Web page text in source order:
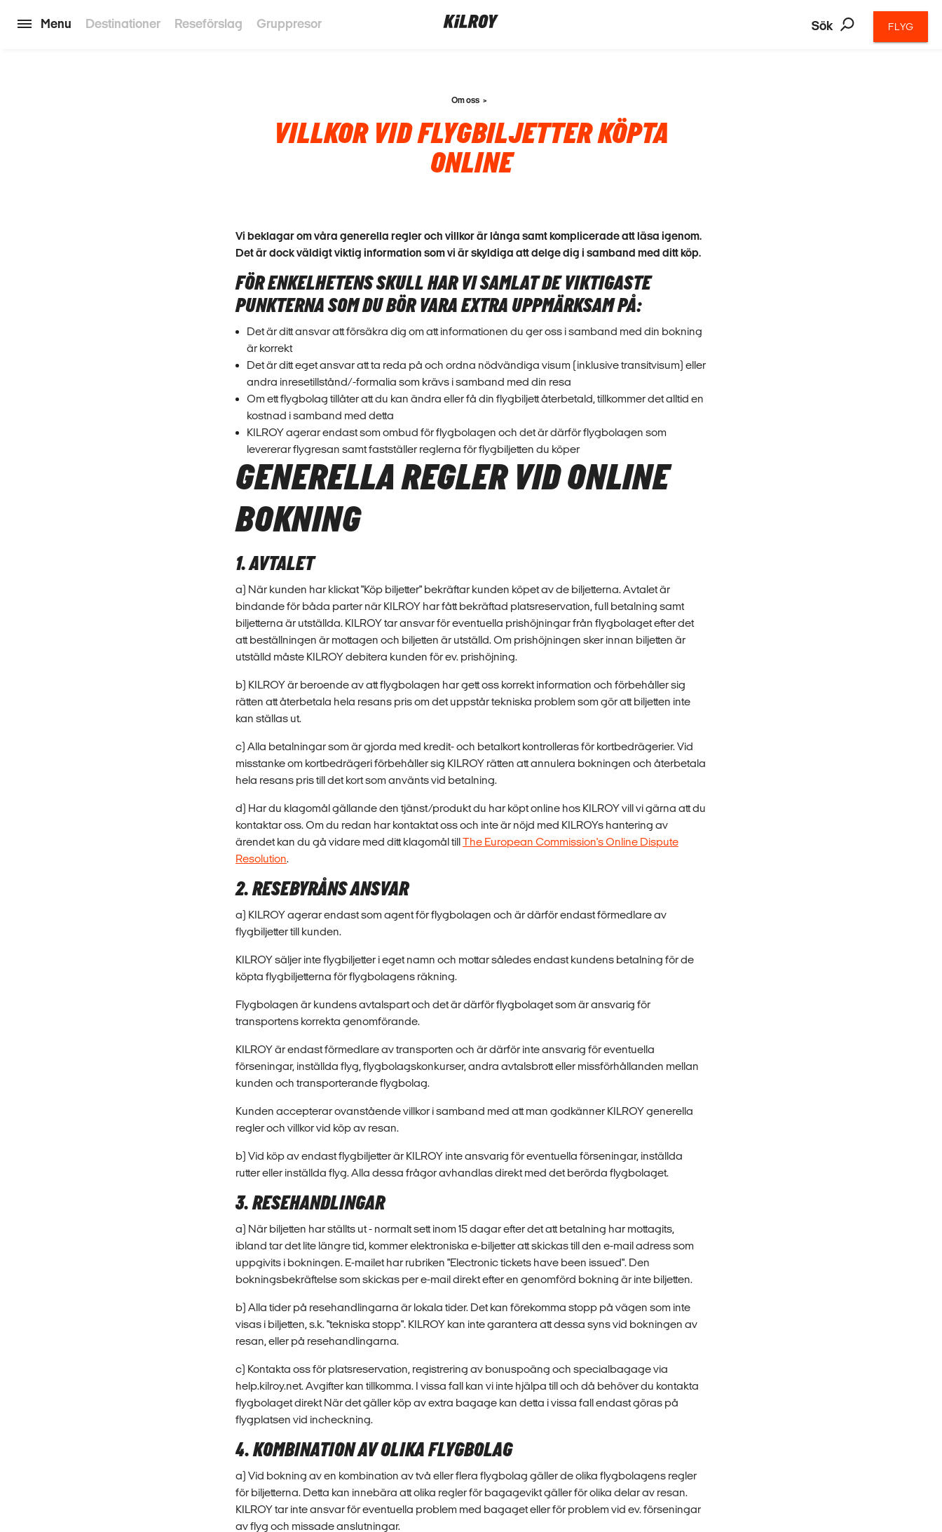
Menu Destinationer Reseförslag Gruppresor Sök FLYG
Om oss
VILLKOR VID FLYGBILJETTER KÖPTA
ONLINE
Vi beklagar om våra generella regler och villkor är långa samt komplicerade att läsa igenom.
Det är dock väldigt viktig information som vi är skyldiga att delge dig i samband med ditt köp.
FÖR ENKELHETENS SKULL HAR VI SAMLAT DE VIKTIGASTE
PUNKTERNA SOM DU BÖR VARA EXTRA UPPMÄRKSAM PÅ:
Det är ditt ansvar att försäkra dig om att informationen du ger oss i samband med din bokning
är korrekt
Det är ditt eget ansvar att ta reda på och ordna nödvändiga visum (inklusive transitvisum) eller
andra inresetillstånd/-formalia som krävs i samband med din resa
Om ett flygbolag tillåter att du kan ändra eller få din flygbiljett återbetald, tillkommer det alltid en
kostnad i samband med detta
KILROY agerar endast som ombud för flygbolagen och det är därför flygbolagen som
levererar flygresan samt fastställer reglerna för flygbiljetten du köper
GENERELLA REGLER VID ONLINE
BOKNING
1. AVTALET
a) När kunden har klickat "Köp biljetter" bekräftar kunden köpet av de biljetterna. Avtalet är
bindande för båda parter när KILROY har fått bekräftad platsreservation, full betalning samt
biljetterna är utställda. KILROY tar ansvar för eventuella prishöjningar från flygbolaget efter det
att beställningen är mottagen och biljetten är utställd. Om prishöjningen sker innan biljetten är
utställd måste KILROY debitera kunden för ev. prishöjning.
b) KILROY är beroende av att flygbolagen har gett oss korrekt information och förbehåller sig
rätten att återbetala hela resans pris om det uppstår tekniska problem som gör att biljetten inte
kan ställas ut.
c) Alla betalningar som är gjorda med kredit- och betalkort kontrolleras för kortbedrägerier. Vid
misstanke om kortbedrägeri förbehåller sig KILROY rätten att annulera bokningen och återbetala
hela resans pris till det kort som använts vid betalning.
d) Har du klagomål gällande den tjänst/produkt du har köpt online hos KILROY vill vi gärna att du
kontaktar oss. Om du redan har kontaktat oss och inte är nöjd med KILROYs hantering av
ärendet kan du gå vidare med ditt klagomål tillThe European Commission's Online Dispute
Resolution.
2. RESEBYRÅNS ANSVAR
a) KILROY agerar endast som agent för flygbolagen och är därför endast förmedlare av
flygbiljetter till kunden.
KILROY säljer inte flygbiljetter i eget namn och mottar således endast kundens betalning för de
köpta flygbiljetterna för flygbolagens räkning.
Flygbolagen är kundens avtalspart och det är därför flygbolaget som är ansvarig för
transportens korrekta genomförande.
KILROY är endast förmedlare av transporten och är därför inte ansvarig för eventuella
förseningar, inställda flyg, flygbolagskonkurser, andra avtalsbrott eller missförhållanden mellan
kunden och transporterande flygbolag.
Kunden accepterar ovanstående villkor i samband med att man godkänner KILROY generella
regler och villkor vid köp av resan.
b) Vid köp av endast flygbiljetter är KILROY inte ansvarig för eventuella förseningar, inställda
rutter eller inställda flyg. Alla dessa frågor avhandlas direkt med det berörda flygbolaget.
3. RESEHANDLINGAR
a) När biljetten har ställts ut - normalt sett inom 15 dagar efter det att betalning har mottagits,
ibland tar det lite längre tid, kommer elektroniska e-biljetter att skickas till den e-mail adress som
uppgivits i bokningen. E-mailet har rubriken "Electronic tickets have been issued". Den
bokningsbekräftelse som skickas per e-mail direkt efter en genomförd bokning är inte biljetten.
b) Alla tider på resehandlingarna är lokala tider. Det kan förekomma stopp på vägen som inte
visas i biljetten, s.k. "tekniska stopp". KILROY kan inte garantera att dessa syns vid bokningen av
resan, eller på resehandlingarna.
c) Kontakta oss för platsreservation, registrering av bonuspoäng och specialbagage via
help.kilroy.net. Avgifter kan tillkomma. I vissa fall kan vi inte hjälpa till och då behöver du kontakta
flygbolaget direkt När det gäller köp av extra bagage kan detta i vissa fall endast göras på
flygplatsen vid incheckning.
4. KOMBINATION AV OLIKA FLYGBOLAG
a) Vid bokning av en kombination av två eller flera flygbolag gäller de olika flygbolagens regler
för biljetterna. Detta kan innebära att olika regler för bagagevikt gäller för olika delar av resan.
KILROY tar inte ansvar för eventuella problem med bagaget eller för problem vid ev. förseningar
av flyg och missade anslutningar.